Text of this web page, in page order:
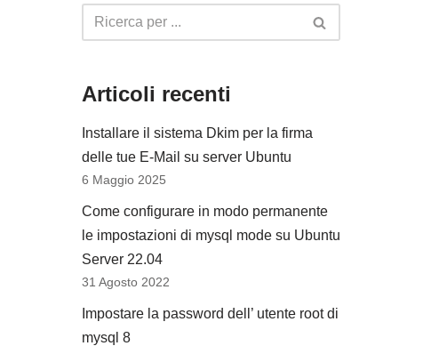
Articoli recenti
Installare il sistema Dkim per la firma
delle tue E-Mail su server Ubuntu
6 Maggio 2025
Come configurare in modo permanente
le impostazioni di mysql mode su Ubuntu
Server 22.04
31 Agosto 2022
Impostare la password dell’ utente root di
mysql 8